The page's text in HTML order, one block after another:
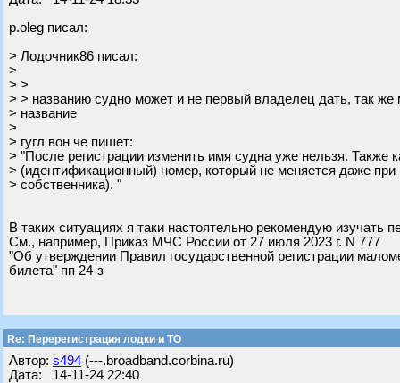
p.oleg писал:
> Лодочник86 писал:
>
> >
> > названию судно может и не первый владелец дать, так же
> название
>
> гугл вон че пишет:
> "После регистрации изменить имя судна уже нельзя. Также
> (идентификационный) номер, который не меняется даже
> собственника). "
В таких ситуациях я таки настоятельно рекомендую изучать
См., например, Приказ МЧС России от 27 июля 2023 г. N 777
"Об утверждении Правил государственной регистрации
билета" пп 24-з
Re: Перерегистрация лодки и ТО
Автор: s494 (---.broadband.corbina.ru)
Дата: 14-11-24 22:40